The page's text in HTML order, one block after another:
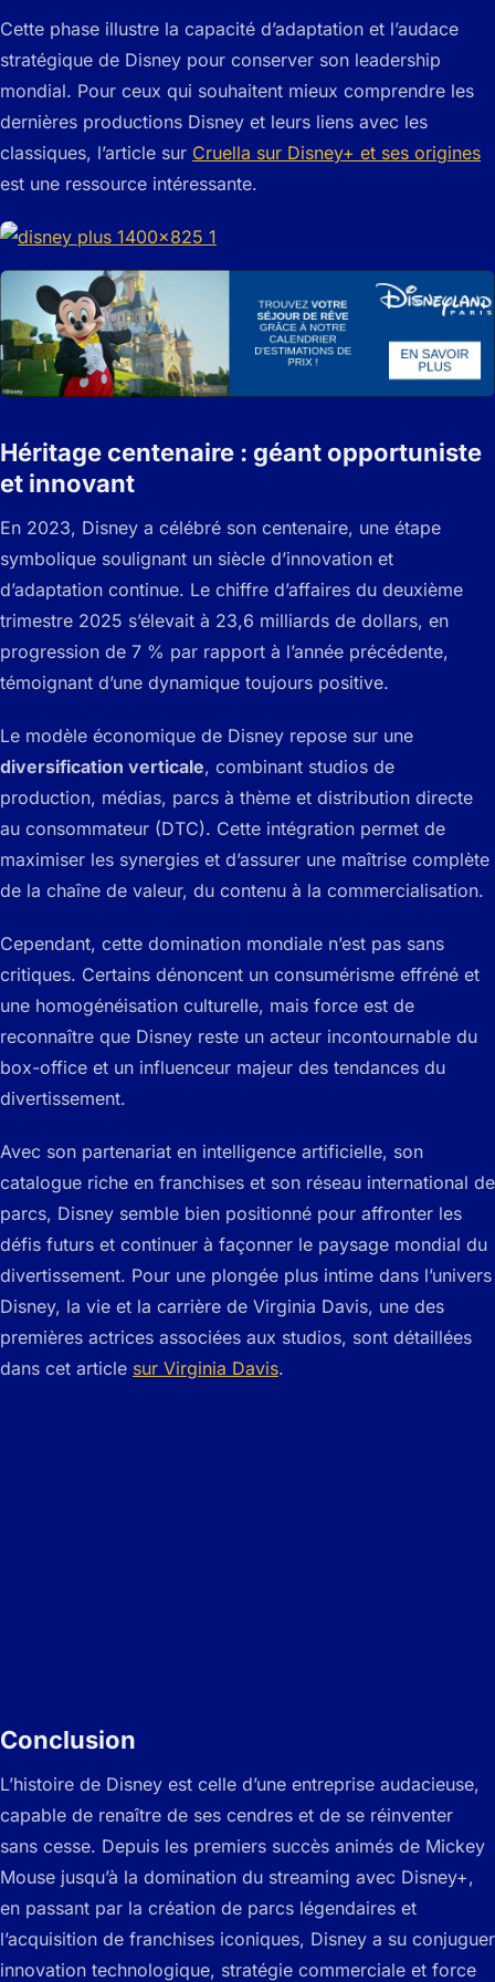
Cette phase illustre la capacité d’adaptation et l’audace
stratégique de Disney pour conserver son leadership
mondial. Pour ceux qui souhaitent mieux comprendre les
dernières productions Disney et leurs liens avec les
classiques, l’article sur Cruella sur Disney+ et ses origines
est une ressource intéressante.
Héritage centenaire : géant opportuniste
et innovant
En 2023, Disney a célébré son centenaire, une étape
symbolique soulignant un siècle d’innovation et
d’adaptation continue. Le chiffre d’affaires du deuxième
trimestre 2025 s’élevait à 23,6 milliards de dollars, en
progression de 7 % par rapport à l’année précédente,
témoignant d’une dynamique toujours positive.
Le modèle économique de Disney repose sur une
diversification verticale, combinant studios de
production, médias, parcs à thème et distribution directe
au consommateur (DTC). Cette intégration permet de
maximiser les synergies et d’assurer une maîtrise complète
de la chaîne de valeur, du contenu à la commercialisation.
Cependant, cette domination mondiale n’est pas sans
critiques. Certains dénoncent un consumérisme effréné et
une homogénéisation culturelle, mais force est de
reconnaître que Disney reste un acteur incontournable du
box-office et un influenceur majeur des tendances du
divertissement.
Avec son partenariat en intelligence artificielle, son
catalogue riche en franchises et son réseau international de
parcs, Disney semble bien positionné pour affronter les
défis futurs et continuer à façonner le paysage mondial du
divertissement. Pour une plongée plus intime dans l’univers
Disney, la vie et la carrière de Virginia Davis, une des
premières actrices associées aux studios, sont détaillées
dans cet article sur Virginia Davis.
Conclusion
L’histoire de Disney est celle d’une entreprise audacieuse,
capable de renaître de ses cendres et de se réinventer
sans cesse. Depuis les premiers succès animés de Mickey
Mouse jusqu’à la domination du streaming avec Disney+,
en passant par la création de parcs légendaires et
l’acquisition de franchises iconiques, Disney a su conjuguer
innovation technologique, stratégie commerciale et force